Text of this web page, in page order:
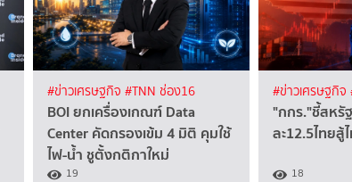
#ข่าวเศรษฐกิจ #TNN ช่อง16
BOI ยกเครื่องเกณฑ์ Data
Center คัดกรองเข้ม 4 มิติ คุมใช้
ไฟ-น้ำ ชูตั้งกติกาใหม่
19
#ข่าวเศรษฐกิจ
"กกร."ชี้สหรั
ละ12.5ไทยสู้
18